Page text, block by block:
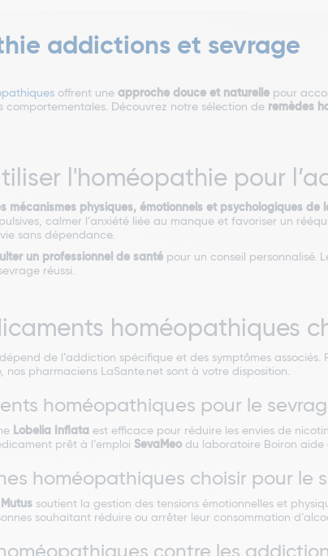
addictions et sevrage
offrent une approche douce et naturelle pour
comportementales. Découvrez notre sélection de remèdes
l'homéopathie pour
mécanismes physiques, émotionnels et psychologiques de
calmer l’anxiété liée au manque et favoriser un
sans dépendance.
un professionnel de santé pour un conseil personnalisé.
réussi.
homéopathiques
dépend de l’addiction spécifique et des symptômes
nos pharmaciens LaSante.net sont à votre disposition.
homéopathiques pour le
Lobelia Inflata est efficace pour réduire les envies de
prêt à l’emploi SevaMeo du laboratoire Boiron aide
homéopathiques choisir pour le
soutient la gestion des tensions émotionnelles et
souhaitant réduire ou arrêter leur consommation
homéopathiques contre les